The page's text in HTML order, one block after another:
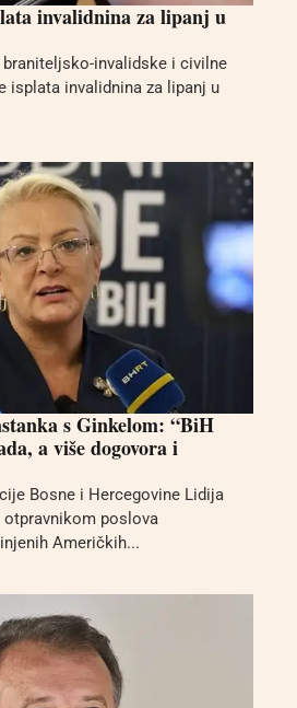
invalidnina za lipanj u
invalidske i civilne
isplata invalidnina za lipanj u
s Ginkelom: “BiH
a više dogovora i
Bosne i Hercegovine Lidija
otpravnikom poslova
Američkih...